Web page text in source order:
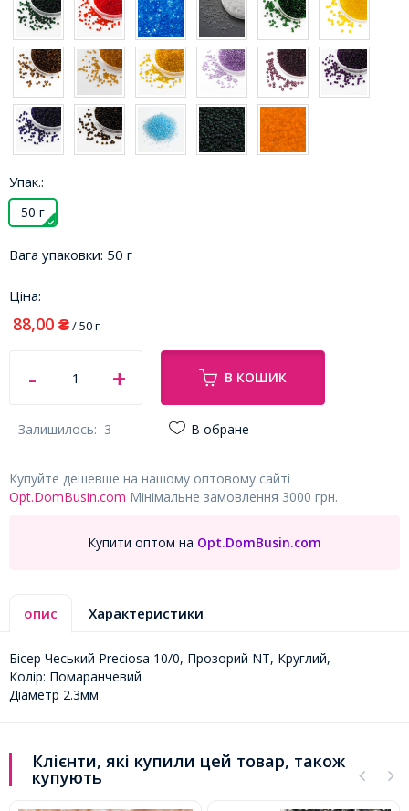
Упак.:
50 г
Вага упаковки: 50 г
Ціна:
88,00 ₴/ 50 г
В КОШИК
Залишилось: 3 В обране
Купуйте дешевше на нашому оптовому сайті
Opt.DomBusin.com Мінімальне замовлення 3000 грн.
Купити оптом на Opt.DomBusin.com
опис Характеристики
Бісер Чеський Preciosa 10/0, Прозорий NT, Круглий,
Колір: Помаранчевий
Діаметр 2.3мм
Клієнти, які купили цей товар, також
купують